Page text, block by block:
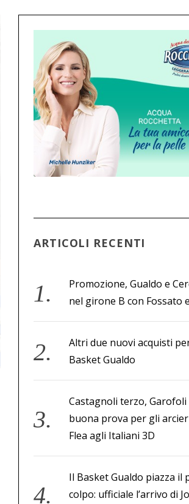
ARTICOLI RECENTI
Promozione, Gualdo e
nel girone B con Fossato
Altri due nuovi acquisti
Basket Gualdo
Castagnoli terzo, Garofoli
buona prova per gli
Flea agli Italiani 3D
Il Basket Gualdo piazza il
colpo: ufficiale l’arrivo di